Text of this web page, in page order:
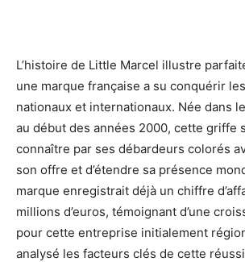
L’histoire de Little Marcel illustre
une marque française a su conquérir
nationaux et internationaux. Née dans
au début des années 2000, cette griffe
connaître par ses débardeurs colorés
son offre et d’étendre sa présence
marque enregistrait déjà un chiffre
millions d’euros, témoignant d’une
pour cette entreprise initialement
analysé les facteurs clés de cette